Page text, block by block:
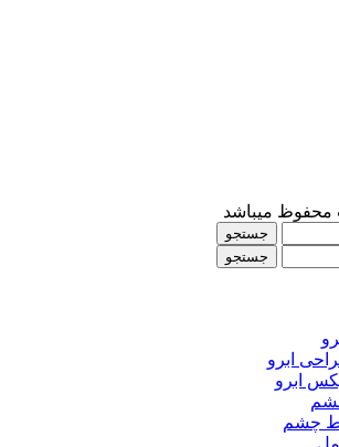
محفوظ میباشد
جستجو
جستجو
ابرو
ابرو
چشم